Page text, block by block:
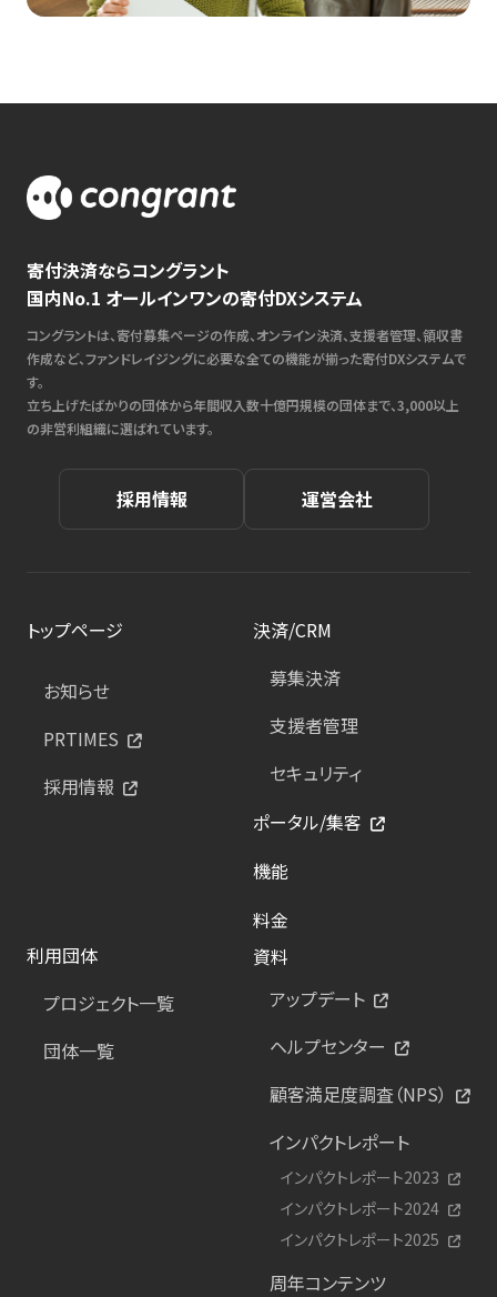
寄付決済ならコングラント
国内No.1 オールインワンの寄付DXシステム
コングラントは、寄付募集ページの作成、オンライン決済、支援者管理、領収書
作成など、ファンドレイジングに必要な全ての機能が揃った寄付DXシステムで
す。
立ち上げたばかりの団体から年間収入数十億円規模の団体まで、3,000以上
の非営利組織に選ばれています。
採用情報 運営会社
トップページ
お知らせ
PRTIMES
採用情報
決済/CRM
募集決済
支援者管理
セキュリティ
ポータル/集客
機能
料金
利用団体
プロジェクト一覧
団体一覧
資料
アップデート
ヘルプセンター
顧客満足度調査（NPS）
インパクトレポート
インパクトレポート2023
インパクトレポート2024
インパクトレポート2025
周年コンテンツ